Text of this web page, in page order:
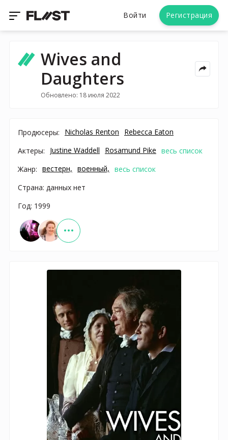
Войти Регистрация
Wives and
Daughters
Обновлено: 18 июля 2022
Продюсеры: Nicholas Renton
Rebecca Eaton
Актеры:
Justine Waddell Rosamund Pike весь список
Жанр: вестерн, военный, весь список
Страна: данных нет
Год: 1999